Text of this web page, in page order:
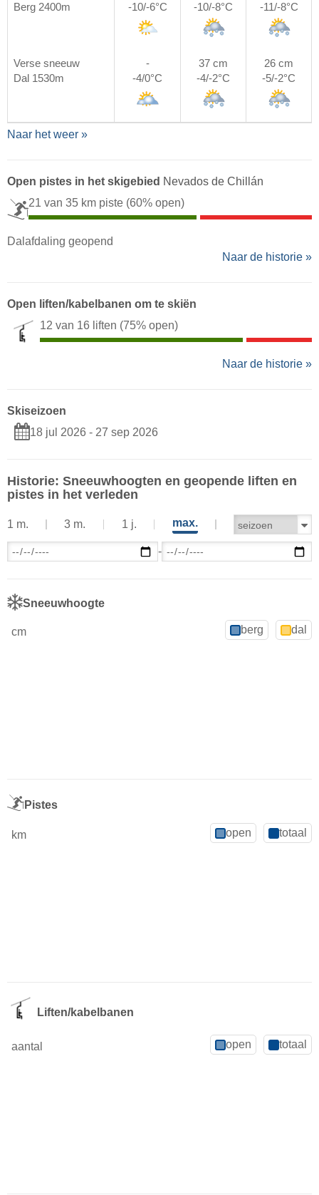
Berg 2400m
-10/-6°C
-10/-8°C
-11/-8°C
Verse sneeuw
Dal 1530m
-
-4/0°C
37 cm
-4/-2°C
26 cm
-5/-2°C
Naar het weer »
Open pistes in het skigebied Nevados de Chillán
21 van 35 km piste (60% open)
Dalafdaling geopend
Naar de historie »
Open liften/kabelbanen om te skiën
12 van 16 liften (75% open)
Naar de historie »
Skiseizoen
18 jul 2026 - 27 sep 2026
Historie: Sneeuwhoogten en geopende liften en
pistes in het verleden
1 m. 3 m. 1 j. max.
-
Sneeuwhoogte
cm berg dal
Pistes
km open totaal
Liften/kabelbanen
aantal open totaal